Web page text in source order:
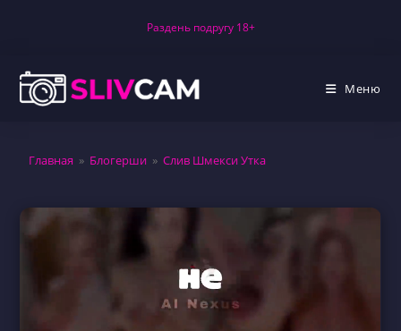
Раздень подругу 18+
Меню
Главная » Блогерши » Слив Шмекси Утка